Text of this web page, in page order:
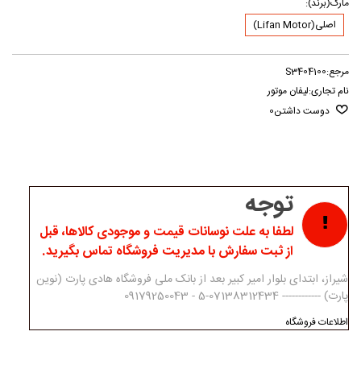
مارک(برند):
اصلی(Lifan Motor)
مرجع:S3404100
نام تجاری:لیفان موتور
دوست داشتن0
توجه
لطفا به علت نوسانات قیمت و موجودی کالاها، قبل
از ثبت سفارش با مدیریت فروشگاه تماس بگیرید.
شیراز، ابتدای بلوار امیر کبیر بعد از بانک ملی فروشگاه هادی پارت (نوین
پارت) ------------ 07138312434-5 - 09179250043
اطلاعات فروشگاه